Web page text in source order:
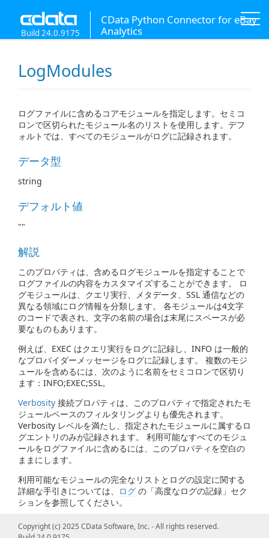
CData Python Connector for eBay
Analytics
Build 24.0.9175
LogModules
ログファイルに含めるコアモジュールを指定します。セミコ
ロンで区切られたモジュール名のリストを使用します。デフ
ォルトでは、すべてのモジュールがログに記録されます。
データ型
string
デフォルト値
""
解説
このプロパティは、含めるログモジュールを指定することで
ログファイルの内容をカスタマイズすることができます。 ロ
グモジュールは、クエリ実行、メタデータ、SSL 通信などの
異なる領域にログ情報を分類します。 各モジュールは4文字
のコードで表され、文字の名前の場合は末尾にスペースが必
要なものもあります。
例えば、EXEC はクエリ実行をログに記録し、INFO は一般的
なプロバイダーメッセージをログに記録します。 複数のモジ
ュールを含めるには、次のように名前をセミコロンで区切り
ます：INFO;EXEC;SSL。
Verbosity 接続プロパティは、このプロパティで指定されたモ
ジュールベースのフィルタリングよりも優先されます。
Verbosity レベルを満たし、指定されたモジュールに属するロ
グエントリのみが記録されます。 利用可能なすべてのモジュ
ールをログファイルに含めるには、このプロパティを空白の
ままにします。
利用可能なモジュールの完全なリストとログの設定に関する
詳細な手引きについては、
ログ の「高度なログの記録」セク
ションを参照してください。
Copyright (c) 2025 CData Software, Inc. - All rights reserved.